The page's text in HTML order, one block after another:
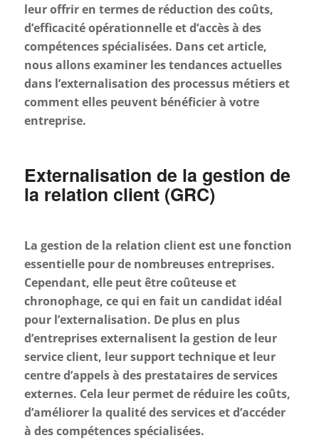
leur offrir en termes de réduction des coûts,
d’efficacité opérationnelle et d’accès à des
compétences spécialisées. Dans cet article,
nous allons examiner les tendances actuelles
dans l’externalisation des processus métiers et
comment elles peuvent bénéficier à votre
entreprise.
Externalisation de la gestion de
la relation client (GRC)
La gestion de la relation client est une fonction
essentielle pour de nombreuses entreprises.
Cependant, elle peut être coûteuse et
chronophage, ce qui en fait un candidat idéal
pour l’externalisation. De plus en plus
d’entreprises externalisent la gestion de leur
service client, leur support technique et leur
centre d’appels à des prestataires de services
externes. Cela leur permet de réduire les coûts,
d’améliorer la qualité des services et d’accéder
à des compétences spécialisées.